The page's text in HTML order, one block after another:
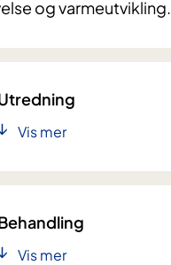
og varmeutvikling.
Vis mer
Vis mer